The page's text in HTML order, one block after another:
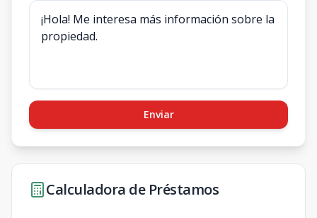
Enviar
Calculadora de Préstamos